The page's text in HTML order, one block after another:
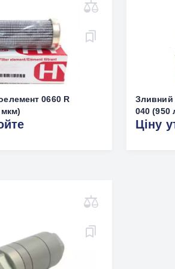
0660 R
Зливний
040 (950
Ціну